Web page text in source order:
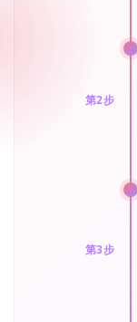
第2步
第3步